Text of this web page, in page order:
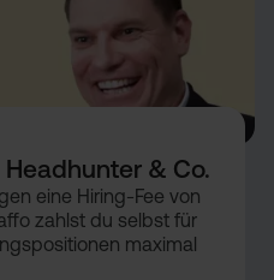
Headhunter & Co.
eine Hiring-Fee von
zahlst du selbst für
maximal